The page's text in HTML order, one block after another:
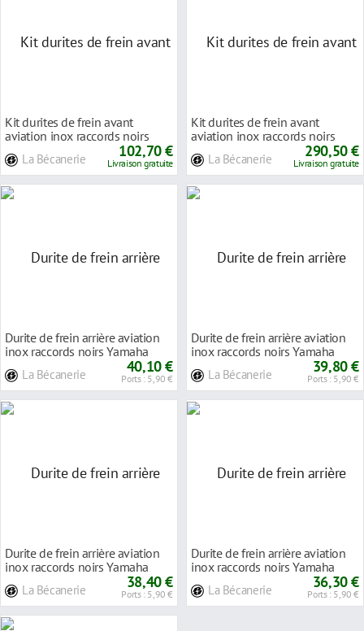
Kit durites de frein avant
aviation inox raccords noirs
La Bécanerie 102,70 €
Livraison gratuite
Kit durites de frein avant
aviation inox raccords noirs
La Bécanerie 290,50 €
Livraison gratuite
Durite de frein arrière aviation
inox raccords noirs Yamaha
La Bécanerie 40,10 €
Ports : 5,90 €
Durite de frein arrière aviation
inox raccords noirs Yamaha
La Bécanerie 39,80 €
Ports : 5,90 €
Durite de frein arrière aviation
inox raccords noirs Yamaha
La Bécanerie 38,40 €
Ports : 5,90 €
Durite de frein arrière aviation
inox raccords noirs Yamaha
La Bécanerie 36,30 €
Ports : 5,90 €